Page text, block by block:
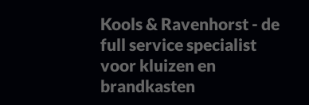
Kools & Ravenhorst - de
full service specialist
voor kluizen en
brandkasten